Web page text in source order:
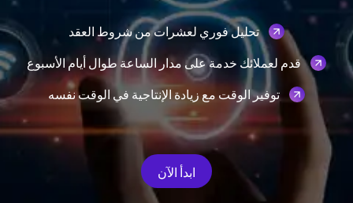
تحليل فوري لعشرات من شروط العقد
قدم لعملائك خدمة على مدار الساعة طوال أيام الأسبوع
توفير الوقت مع زيادة الإنتاجية في الوقت نفسه
ابدأ الآن